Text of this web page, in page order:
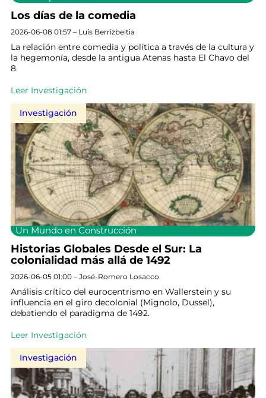
Los días de la comedia
2026-06-08 01:57 – Luis Berrizbeitia
La relación entre comedia y política a través de la cultura y
la hegemonía, desde la antigua Atenas hasta El Chavo del
8.
Leer Investigación
Investigación
Un Mundo en Construcción
Historias Globales Desde el Sur: La
colonialidad más allá de 1492
2026-06-05 01:00 – José-Romero Losacco
Análisis crítico del eurocentrismo en Wallerstein y su
influencia en el giro decolonial (Mignolo, Dussel),
debatiendo el paradigma de 1492.
Leer Investigación
Investigación